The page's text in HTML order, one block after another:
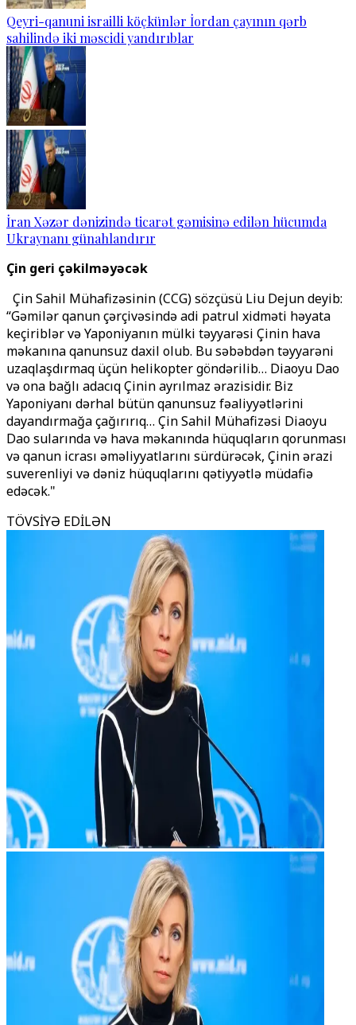
Qeyri-qanuni israilli köçkünlər İordan çayının qərb
sahilində iki məscidi yandırıblar
İran Xəzər dənizində ticarət gəmisinə edilən hücumda
Ukraynanı günahlandırır
Çin geri çəkilməyəcək
Çin Sahil Mühafizəsinin (CCG) sözçüsü Liu Dejun deyib:
“Gəmilər qanun çərçivəsində adi patrul xidməti həyata
keçiriblər və Yaponiyanın mülki təyyarəsi Çinin hava
məkanına qanunsuz daxil olub. Bu səbəbdən təyyarəni
uzaqlaşdırmaq üçün helikopter göndərilib… Diaoyu Dao
və ona bağlı adacıq Çinin ayrılmaz ərazisidir. Biz
Yaponiyanı dərhal bütün qanunsuz fəaliyyətlərini
dayandırmağa çağırırıq… Çin Sahil Mühafizəsi Diaoyu
Dao sularında və hava məkanında hüquqların qorunması
və qanun icrası əməliyyatlarını sürdürəcək, Çinin ərazi
suverenliyi və dəniz hüquqlarını qətiyyətlə müdafiə
edəcək."
TÖVSİYƏ EDİLƏN